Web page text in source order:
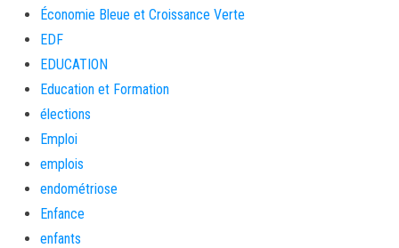
Économie Bleue et Croissance Verte
EDF
EDUCATION
Education et Formation
élections
Emploi
emplois
endométriose
Enfance
enfants